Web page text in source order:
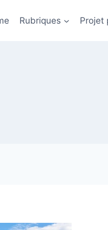
Rubriques Projet